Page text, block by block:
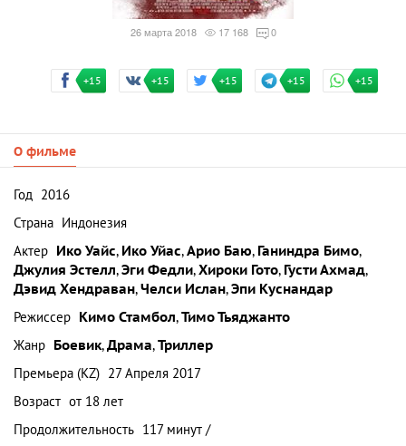
26 марта 2018 17 168 0
+15 +15 +15 +15 +15
О фильме
Год 2016
Страна Индонезия
Актер Ико Уайс, Ико Уйас,Арио Баю, Ганиндра Бимо,
Джулия Эстелл,Эги Федли,Хироки Гото, Густи Ахмад,
Дэвид Хендраван,Челси Ислан,Эпи Куснандар
Режиссер Кимо Стамбол,Тимо Тьяджанто
Жанр Боевик,Драма,Триллер
Премьера (KZ) 27 Апреля 2017
Возраст от 18 лет
Продолжительность 117 минут /